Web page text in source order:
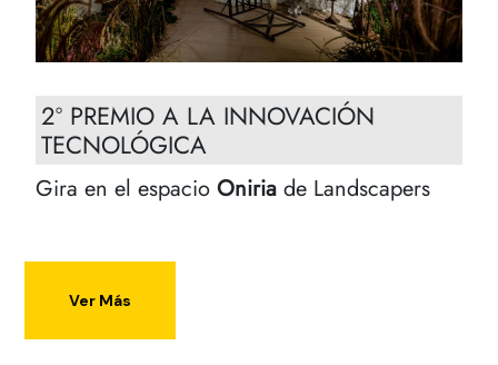
2º PREMIO A LA INNOVACIÓN
TECNOLÓGICA
Gira en el espacio Oniria de Landscapers
Ver Más